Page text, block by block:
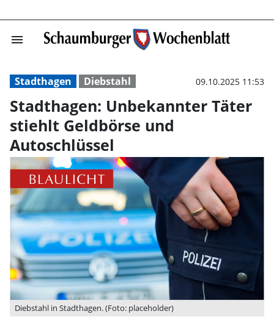
menu Stadthagen:
Stadthagen Diebstahl 09.10.2025 11:53
Stadthagen: Unbekannter Täter
stiehlt Geldbörse und
Autoschlüssel
Diebstahl in Stadthagen. (Foto: placeholder)